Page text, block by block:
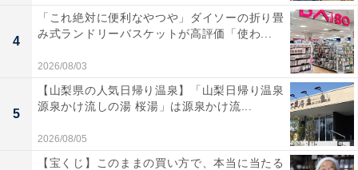
他の星座の運勢も見る
4
「これ絶対に便利なやつや」ダイソーの折り畳
み式ランドリーバスケットが高評価「使わ...
2026/08/03
5
【山梨県の人気日帰り温泉】「山梨日帰り温泉
源泉かけ流しの湯 桜湯」は源泉かけ流...
2026/08/05
【宝くじ】このままの買い方で、本当に当たる